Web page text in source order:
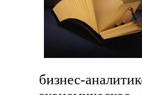
бизнес-